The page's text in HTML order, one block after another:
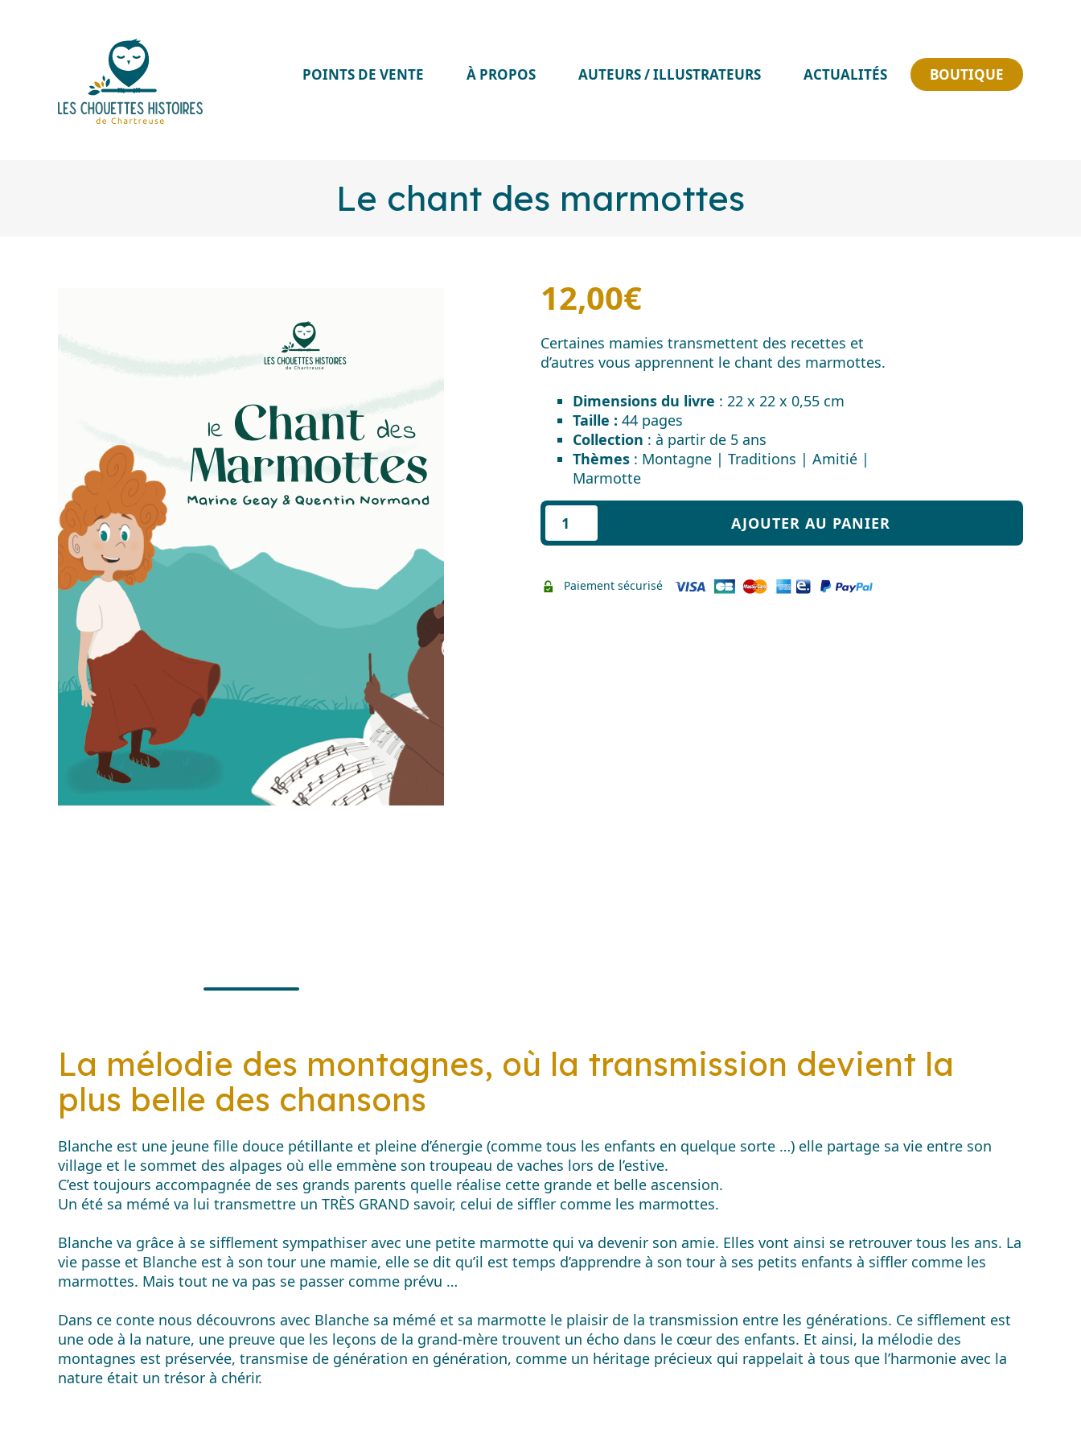
Skip
to
POINTS DE VENTE À PROPOS AUTEURS / ILLUSTRATEURS ACTUALITÉS BOUTIQUE
Le chant des marmottes
12,00€
Certaines mamies transmettent des recettes et
d’autres vous apprennent le chant des marmottes.
Dimensions du livre : 22 x 22 x 0,55 cm
Taille : 44 pages
Collection : à partir de 5 ans
Thèmes : Montagne | Traditions | Amitié |
Marmotte
quantité
de
des
AJOUTER AU PANIER
Paiement sécurisé
La mélodie des montagnes, où la transmission devient la
plus belle des chansons
Blanche est une jeune fille douce pétillante et pleine d’énergie (comme tous les enfants en quelque sorte …) elle partage sa vie entre son
village et le sommet des alpages où elle emmène son troupeau de vaches lors de l’estive.
C’est toujours accompagnée de ses grands parents quelle réalise cette grande et belle ascension.
Un été sa mémé va lui transmettre un TRÈS GRAND savoir, celui de siffler comme les marmottes.
Blanche va grâce à se sifflement sympathiser avec une petite marmotte qui va devenir son amie. Elles vont ainsi se retrouver tous les ans. La
vie passe et Blanche est à son tour une mamie, elle se dit qu’il est temps d’apprendre à son tour à ses petits enfants à siffler comme les
marmottes. Mais tout ne va pas se passer comme prévu …
Dans ce conte nous découvrons avec Blanche sa mémé et sa marmotte le plaisir de la transmission entre les générations. Ce sifflement est
une ode à la nature, une preuve que les leçons de la grand-mère trouvent un écho dans le cœur des enfants. Et ainsi, la mélodie des
montagnes est préservée, transmise de génération en génération, comme un héritage précieux qui rappelait à tous que l’harmonie avec la
nature était un trésor à chérir.